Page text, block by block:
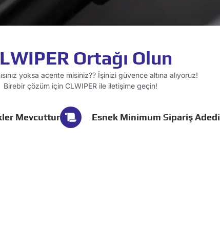
Ortağı Olun
yoksa acente misiniz?? İşinizi güvence altına alıyoruz!
Birebir çözüm için CLWIPER ile iletişime geçin!
Mevcuttur Esnek Minimum Sipariş Adedi